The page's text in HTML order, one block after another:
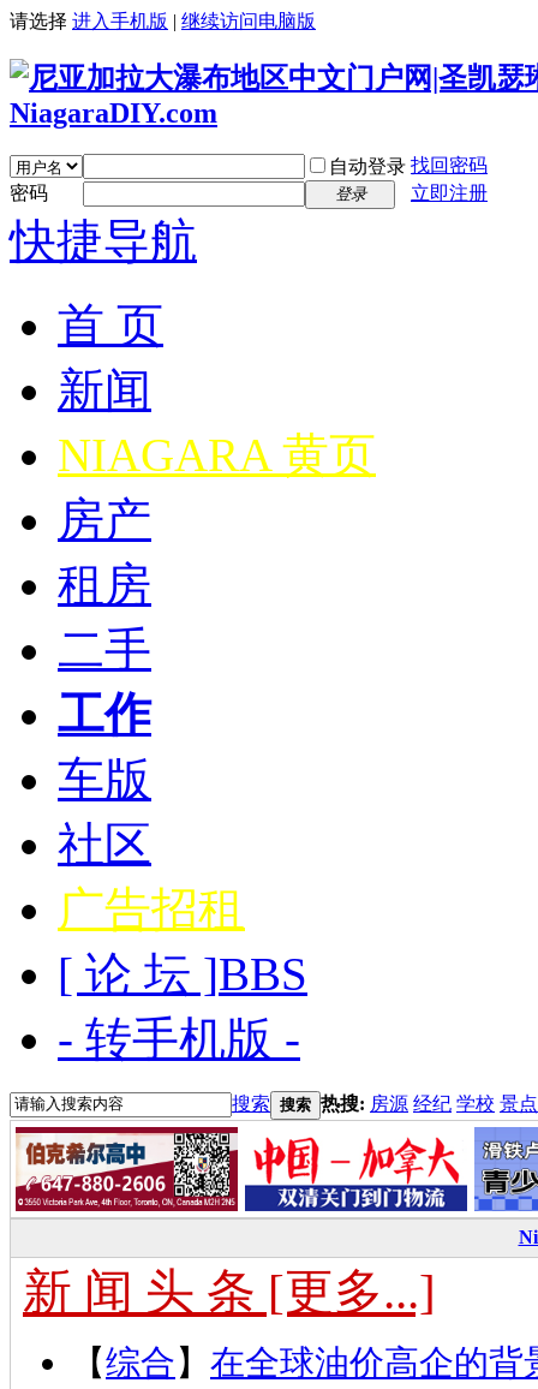
请选择 进入手机版 | 继续访问电脑版
自动登录 找回密码
密码
登录 立即注册
快捷导航
首 页
新闻
NIAGARA 黄页
房产
租房
二手
工作
车版
社区
广告招租
[ 论 坛 ]BBS
- 转手机版 -
搜索 搜索 热搜: 房源 经纪 学校 景点
新 闻 头 条 [更多...]
【综合】 在全球油价高企的背